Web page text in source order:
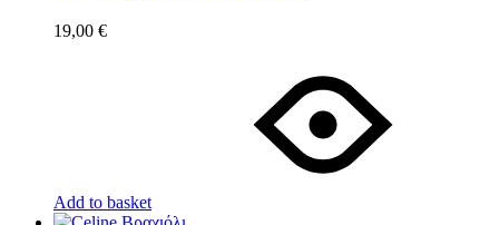
19,00 €
Add to basket